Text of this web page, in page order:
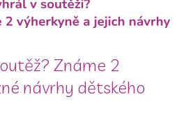
Známe 2
návrhy dětského